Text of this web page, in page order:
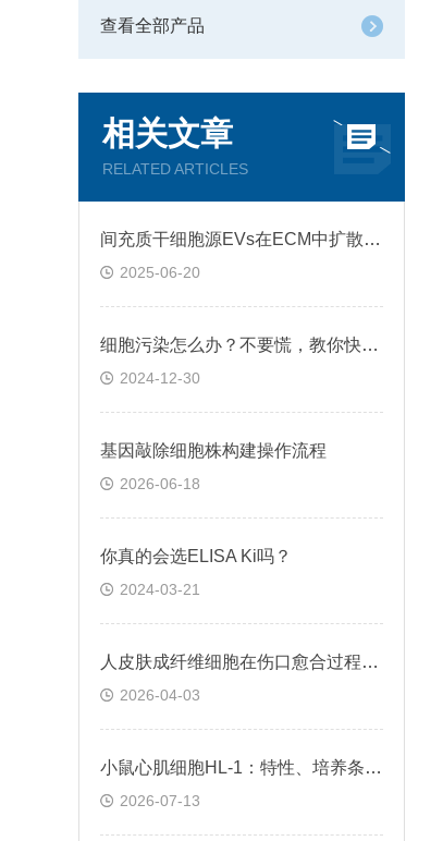
查看全部产品
相关文章
RELATED ARTICLES
间充质干细胞源EVs在ECM中扩散和运输过程
2025-06-20
细胞污染怎么办？不要慌，教你快速鉴别+处理！
2024-12-30
基因敲除细胞株构建操作流程
2026-06-18
你真的会选ELISA Ki吗？
2024-03-21
人皮肤成纤维细胞在伤口愈合过程中的作用及调控方式
2026-04-03
小鼠心肌细胞HL-1：特性、培养条件与科研应用场景解析
2026-07-13